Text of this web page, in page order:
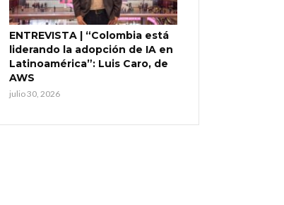
ENTREVISTA | “Colombia está
liderando la adopción de IA en
Latinoamérica”: Luis Caro, de
AWS
julio 30, 2026